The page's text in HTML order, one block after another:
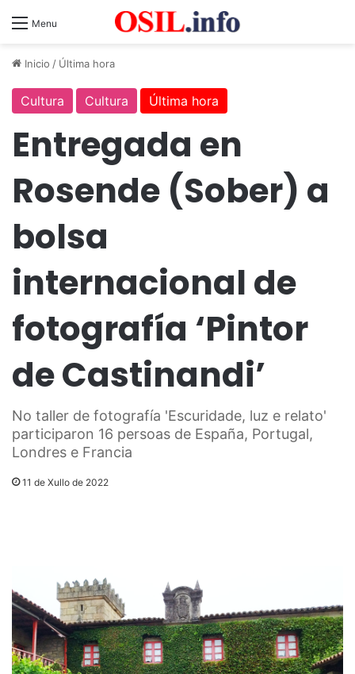
Menu
Inicio / Última hora
Cultura Cultura Última hora
Entregada en
Rosende (Sober) a
bolsa
internacional de
fotografía ‘Pintor
de Castinandi’
No taller de fotografía 'Escuridade, luz e relato'
participaron 16 persoas de España, Portugal,
Londres e Francia
11 de Xullo de 2022